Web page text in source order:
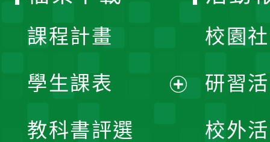
課程計畫
學生課表
教科書評選
校園
研習
校外